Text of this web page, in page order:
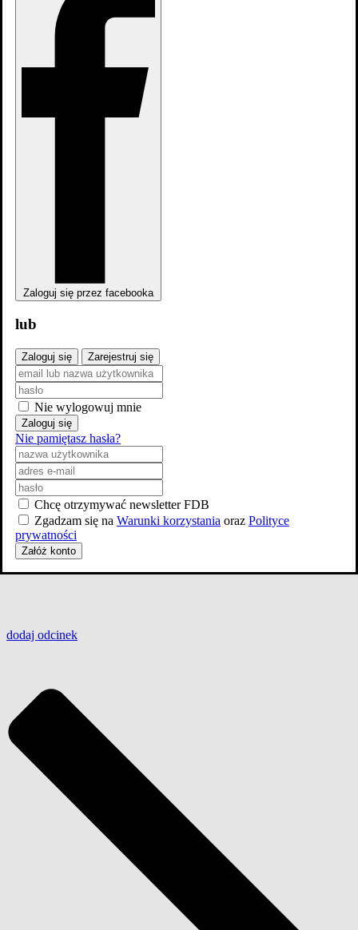
Aktualnie tytuł nie jest dostępny na
Odcinki
dodaj odcinek
Zaloguj się przez facebooka
lub
Zaloguj się Zarejestruj się
Nie wylogowuj mnie
Zaloguj się
Nie pamiętasz hasła?
Chcę otrzymywać newsletter FDB
Zgadzam się na Warunki korzystania oraz Polityce
prywatności
Załóż konto